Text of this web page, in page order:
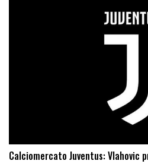
Calciomercato Juventus: Vlahovic